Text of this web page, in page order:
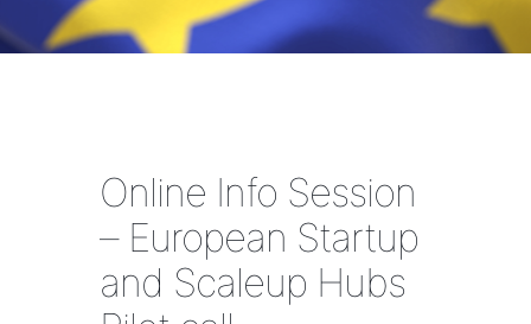
Online Info Session
– European Startup
and Scaleup Hubs